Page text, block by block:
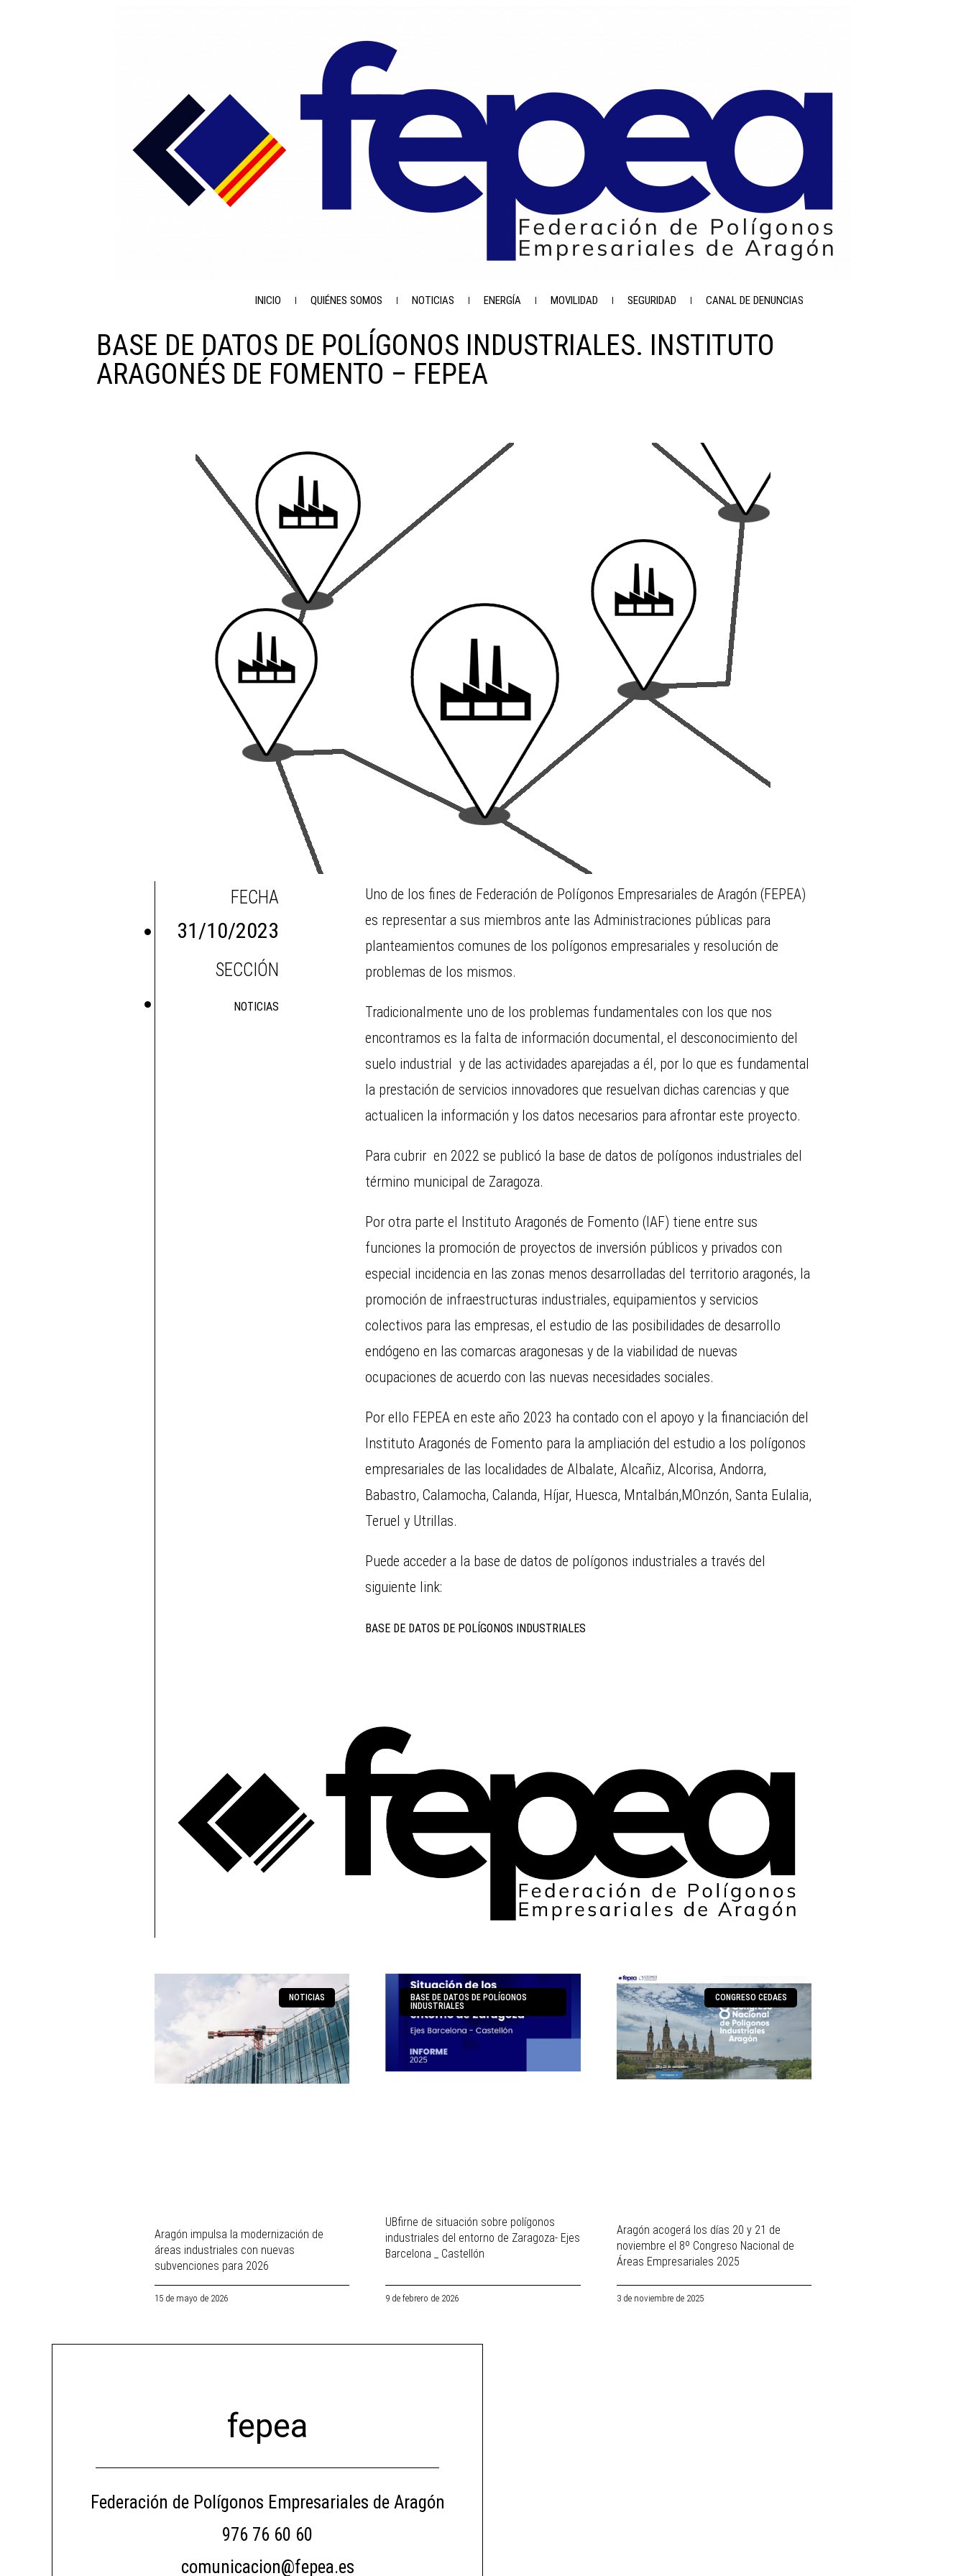
INICIO QUIÉNES SOMOS NOTICIAS ENERGÍA MOVILIDAD SEGURIDAD CANAL DE DENUNCIAS
BASE DE DATOS DE POLÍGONOS INDUSTRIALES. INSTITUTO
ARAGONÉS DE FOMENTO – FEPEA
FECHA
31/10/2023
SECCIÓN
NOTICIAS
Uno de los fines de Federación de Polígonos Empresariales de Aragón (FEPEA)
es representar a sus miembros ante las Administraciones públicas para
planteamientos comunes de los polígonos empresariales y resolución de
problemas de los mismos.
Tradicionalmente uno de los problemas fundamentales con los que nos
encontramos es la falta de información documental, el desconocimiento del
suelo industrial y de las actividades aparejadas a él, por lo que es fundamental
la prestación de servicios innovadores que resuelvan dichas carencias y que
actualicen la información y los datos necesarios para afrontar este proyecto.
Para cubrir en 2022 se publicó la base de datos de polígonos industriales del
término municipal de Zaragoza.
Por otra parte el Instituto Aragonés de Fomento (IAF) tiene entre sus
funciones la promoción de proyectos de inversión públicos y privados con
especial incidencia en las zonas menos desarrolladas del territorio aragonés, la
promoción de infraestructuras industriales, equipamientos y servicios
colectivos para las empresas, el estudio de las posibilidades de desarrollo
endógeno en las comarcas aragonesas y de la viabilidad de nuevas
ocupaciones de acuerdo con las nuevas necesidades sociales.
Por ello FEPEA en este año 2023 ha contado con el apoyo y la financiación del
Instituto Aragonés de Fomento para la ampliación del estudio a los polígonos
empresariales de las localidades de Albalate, Alcañiz, Alcorisa, Andorra,
Babastro, Calamocha, Calanda, Híjar, Huesca, Mntalbán,MOnzón, Santa Eulalia,
Teruel y Utrillas.
Puede acceder a la base de datos de polígonos industriales a través del
siguiente link:
BASE DE DATOS DE POLÍGONOS INDUSTRIALES
NOTICIAS
Aragón impulsa la modernización de
áreas industriales con nuevas
subvenciones para 2026
15 de mayo de 2026
BASE DE DATOS DE POLÍGONOS
INDUSTRIALES
UBfirne de situación sobre polígonos
industriales del entorno de Zaragoza- Ejes
Barcelona _ Castellón
9 de febrero de 2026
CONGRESO CEDAES
Aragón acogerá los días 20 y 21 de
noviembre el 8º Congreso Nacional de
Áreas Empresariales 2025
3 de noviembre de 2025
fepea
Federación de Polígonos Empresariales de Aragón
976 76 60 60
comunicacion@fepea.es